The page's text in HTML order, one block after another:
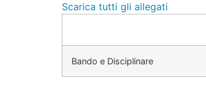
Scarica tutti gli allegati
Bando e Disciplinare